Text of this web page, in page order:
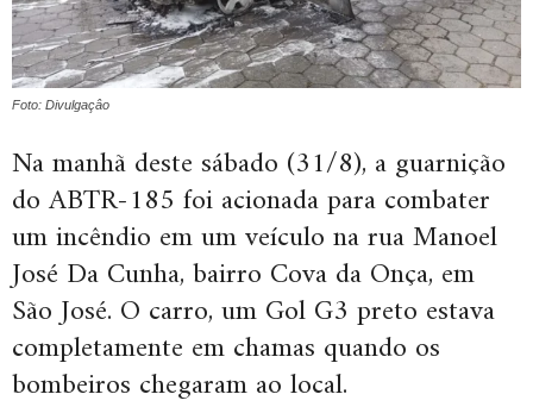
Foto: Divulgaçâo
Na manhã deste sábado (31/8), a guarnição
do ABTR-185 foi acionada para combater
um incêndio em um veículo na rua Manoel
José Da Cunha, bairro Cova da Onça, em
São José. O carro, um Gol G3 preto estava
completamente em chamas quando os
bombeiros chegaram ao local.